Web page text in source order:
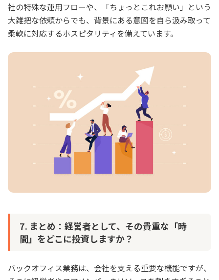
社の特殊な運用フローや、「ちょっとこれお願い」という
大雑把な依頼からでも、背景にある意図を自ら汲み取って
柔軟に対応するホスピタリティを備えています。
7. まとめ：経営者として、その貴重な「時
間」をどこに投資しますか？
バックオフィス業務は、会社を支える重要な機能ですが、